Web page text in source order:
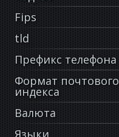
Fips
tld
Префикс телефона
Формат почтового
индекса
Валюта
Языки